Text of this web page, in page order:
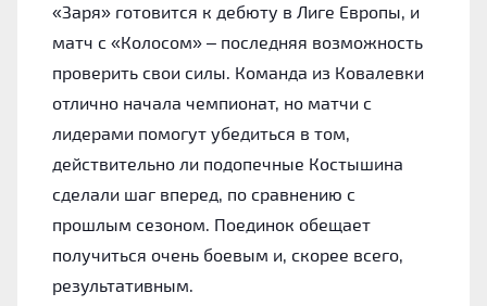
«Заря» готовится к дебюту в Лиге Европы, и
матч с «Колосом» – последняя возможность
проверить свои силы. Команда из Ковалевки
отлично начала чемпионат, но матчи с
лидерами помогут убедиться в том,
действительно ли подопечные Костышина
сделали шаг вперед, по сравнению с
прошлым сезоном. Поединок обещает
получиться очень боевым и, скорее всего,
результативным.